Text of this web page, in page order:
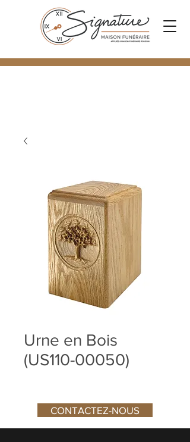
Urne en Bois
(US110-00050)
CONTACTEZ-NOUS